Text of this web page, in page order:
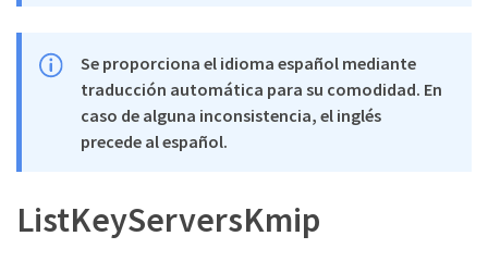
Se proporciona el idioma español mediante
traducción automática para su comodidad. En
caso de alguna inconsistencia, el inglés
precede al español.
ListKeyServersKmip